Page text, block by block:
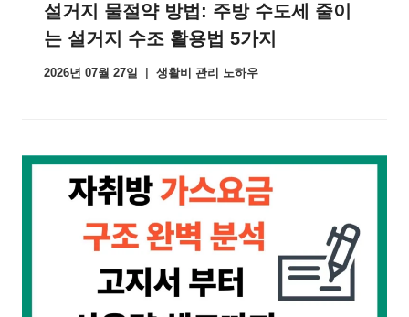
설거지 물절약 방법: 주방 수도세 줄이
는 설거지 수조 활용법 5가지
2026년 07월 27일 생활비 관리 노하우